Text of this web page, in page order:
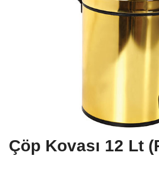
Çöp Kovası 12 Lt